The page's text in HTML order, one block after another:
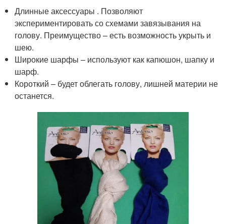
Длинные аксессуары . Позволяют
экспериментировать со схемами завязывания на
голову. Преимущество – есть возможность укрыть и
шею.
Широкие шарфы – используют как капюшон, шапку и
шарф.
Короткий – будет облегать голову, лишней материи не
останется.